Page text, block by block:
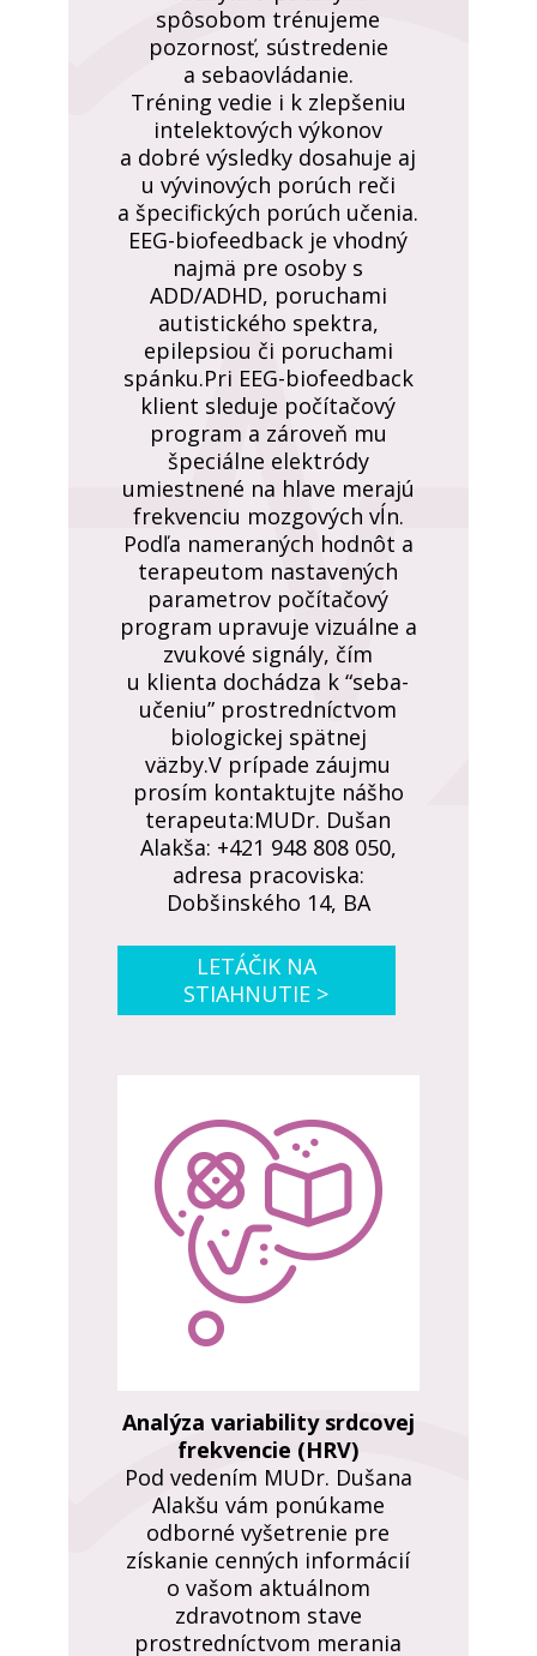
spôsobom trénujeme
pozornosť, sústredenie
a sebaovládanie.
Tréning vedie i k zlepšeniu
intelektových výkonov
a dobré výsledky dosahuje aj
u vývinových porúch reči
a špecifických porúch učenia.
EEG-biofeedback je vhodný
najmä pre osoby s
ADD/ADHD, poruchami
autistického spektra,
epilepsiou či poruchami
spánku.Pri EEG-biofeedback
klient sleduje počítačový
program a zároveň mu
špeciálne elektródy
umiestnené na hlave merajú
frekvenciu mozgových vĺn.
Podľa nameraných hodnôt a
terapeutom nastavených
parametrov počítačový
program upravuje vizuálne a
zvukové signály, čím
u klienta dochádza k “seba-
učeniu” prostredníctvom
biologickej spätnej
väzby.V prípade záujmu
prosím kontaktujte nášho
terapeuta:MUDr. Dušan
Alakša: +421 948 808 050,
adresa pracoviska:
Dobšinského 14, BA
LETÁČIK NA
STIAHNUTIE >
Analýza variability srdcovej
frekvencie (HRV)
Pod vedením MUDr. Dušana
Alakšu vám ponúkame
odborné vyšetrenie pre
získanie cenných informácií
o vašom aktuálnom
zdravotnom stave
prostredníctvom merania